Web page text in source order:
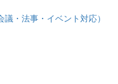
・法事・イベント対応）